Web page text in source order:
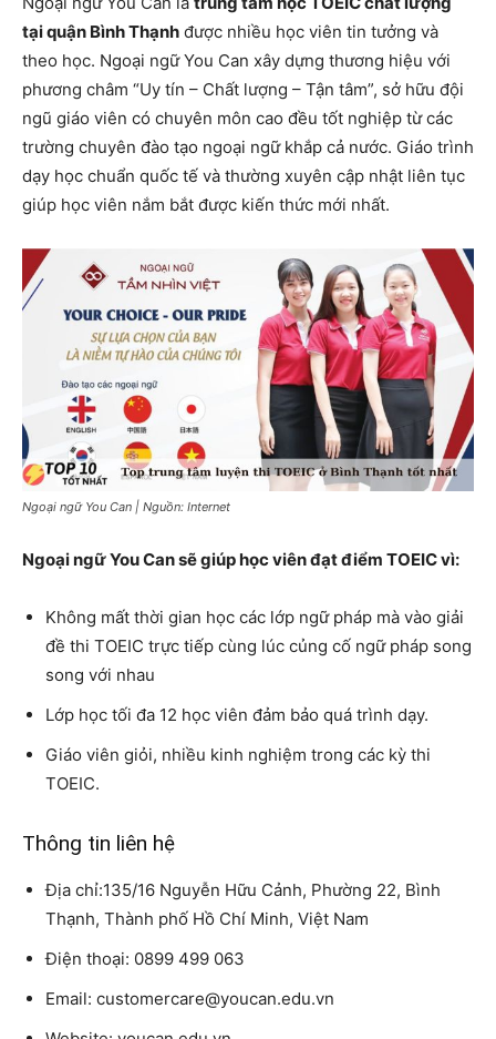
tại quận Bình Thạnh được nhiều học viên tin tưởng và
theo học. Ngoại ngữ You Can xây dựng thương hiệu với
phương châm “Uy tín – Chất lượng – Tận tâm”, sở hữu đội
ngũ giáo viên có chuyên môn cao đều tốt nghiệp từ các
trường chuyên đào tạo ngoại ngữ khắp cả nước. Giáo trình
dạy học chuẩn quốc tế và thường xuyên cập nhật liên tục
giúp học viên nắm bắt được kiến thức mới nhất.
Ngoại ngữ You Can | Nguồn: Internet
Ngoại ngữ You Can sẽ giúp học viên đạt điểm TOEIC vì:
Không mất thời gian học các lớp ngữ pháp mà vào giải
đề thi TOEIC trực tiếp cùng lúc củng cố ngữ pháp song
song với nhau
Lớp học tối đa 12 học viên đảm bảo quá trình dạy.
Giáo viên giỏi, nhiều kinh nghiệm trong các kỳ thi
TOEIC.
Thông tin liên hệ
Địa chỉ:135/16 Nguyễn Hữu Cảnh, Phường 22, Bình
Thạnh, Thành phố Hồ Chí Minh, Việt Nam
Điện thoại: 0899 499 063
Email: customercare@youcan.edu.vn